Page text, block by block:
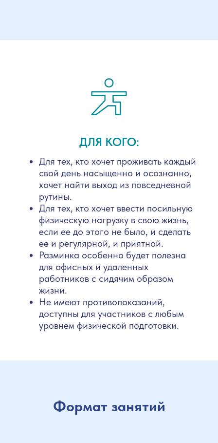
ДЛЯ КОГО:
Для тех, кто хочет проживать каждый
свой день насыщенно и осознанно,
хочет найти выход из повседневной
рутины.
Для тех, кто хочет ввести посильную
физическую нагрузку в свою жизнь,
если ее до этого не было, и сделать
ее и регулярной, и приятной.
Разминка особенно будет полезна
для офисных и удаленных
работников с сидячим образом
жизни.
Не имеют противопоказаний,
доступны для участников с любым
уровнем физической подготовки.
Формат занятий